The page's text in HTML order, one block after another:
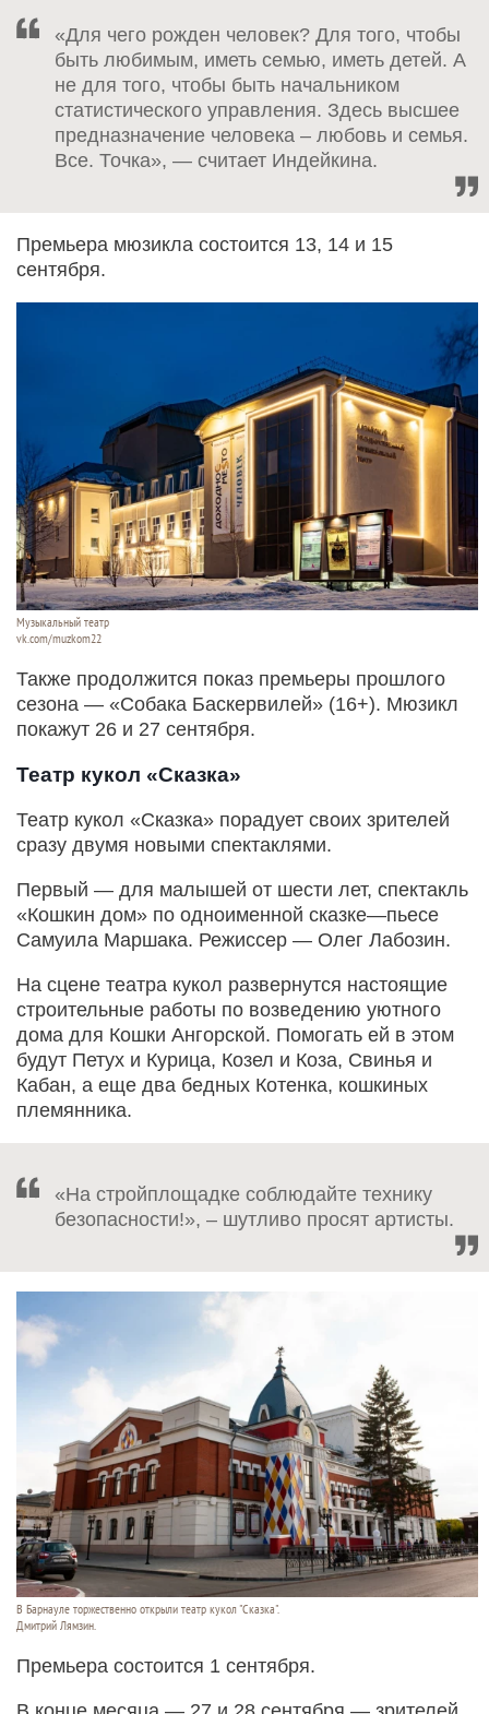
«Для чего рожден человек? Для того, чтобы
быть любимым, иметь семью, иметь детей. А
не для того, чтобы быть начальником
статистического управления. Здесь высшее
предназначение человека – любовь и семья.
Все. Точка», — считает Индейкина.
Премьера мюзикла состоится 13, 14 и 15
сентября.
Музыкальный театр
vk.com/muzkom22
Также продолжится показ премьеры прошлого
сезона — «Собака Баскервилей» (16+). Мюзикл
покажут 26 и 27 сентября.
Театр кукол «Сказка»
Театр кукол «Сказка» порадует своих зрителей
сразу двумя новыми спектаклями.
Первый — для малышей от шести лет, спектакль
«Кошкин дом» по одноименной сказке—пьесе
Самуила Маршака. Режиссер — Олег Лабозин.
На сцене театра кукол развернутся настоящие
строительные работы по возведению уютного
дома для Кошки Ангорской. Помогать ей в этом
будут Петух и Курица, Козел и Коза, Свинья и
Кабан, а еще два бедных Котенка, кошкиных
племянника.
«На стройплощадке соблюдайте технику
безопасности!», – шутливо просят артисты.
В Барнауле торжественно открыли театр кукол "Сказка".
Дмитрий Лямзин.
Премьера состоится 1 сентября.